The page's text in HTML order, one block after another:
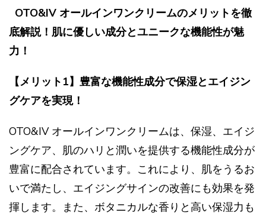
OTO&IV オールインワンクリームのメリットを徹
底解説！肌に優しい成分とユニークな機能性が魅
力！
【メリット1】豊富な機能性成分で保湿とエイジン
グケアを実現！
OTO&IV オールインワンクリームは、保湿、エイジ
ングケア、肌のハリと潤いを提供する機能性成分が
豊富に配合されています。これにより、肌をうるお
いで満たし、エイジングサインの改善にも効果を発
揮します。また、ボタニカルな香りと高い保湿力も